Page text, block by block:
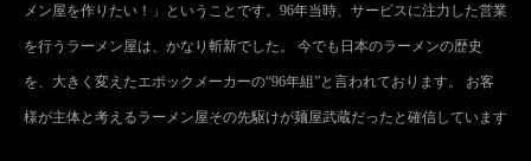
メン屋を作りたい！」ということです。96年当時、サービスに注力した営業
を行うラーメン屋は、かなり斬新でした。 今でも日本のラーメンの歴史
を、大きく変えたエポックメーカーの“96年組”と言われております。 お客
様が主体と考えるラーメン屋その先駆けが麺屋武蔵だったと確信しています